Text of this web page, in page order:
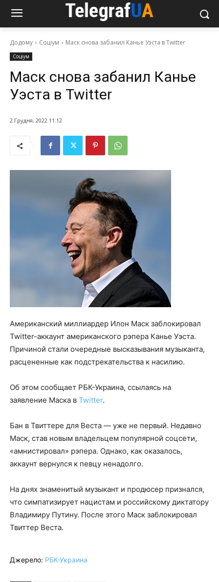
Додому Соціум Маск снова забанил Канье Уэста в Twitter
Соціум
Маск снова забанил Канье
Уэста в Twitter
2 Грудня, 2022 11:12
Американский миллиардер Илон Маск заблокировал
Twitter-аккаунт американского рэпера Канье Уэста.
Причиной стали очередные высказывания музыканта,
расцененные как подстрекательства к насилию.
Об этом сообщает РБК-Украина, ссылаясь на
заявление Маска в Twitter.
Бан в Твиттере для Веста — уже не первый. Недавно
Маск, став новым владельцем популярной соцсети,
«амнистировал» рэпера. Однако, как оказалось,
аккаунт вернулся к певцу ненадолго.
На днях знаменитый музыкант и продюсер признался,
что симпатизирует нацистам и российскому диктатору
Владимиру Путину. После этого Маск заблокировал
Твиттер Веста.
Джерело: РБК-Украина